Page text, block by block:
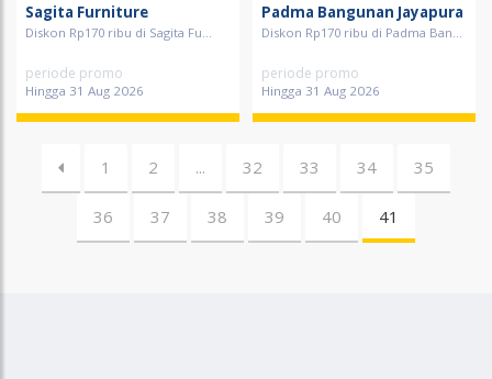
Sagita Furniture
Diskon Rp170 ribu di Sagita Fu...
periode promo
Hingga 31 Aug 2026
Padma Bangunan Jayapura
Diskon Rp170 ribu di Padma Ban...
periode promo
Hingga 31 Aug 2026
1 2 ... 32 33 34 35
36 37 38 39 40 41